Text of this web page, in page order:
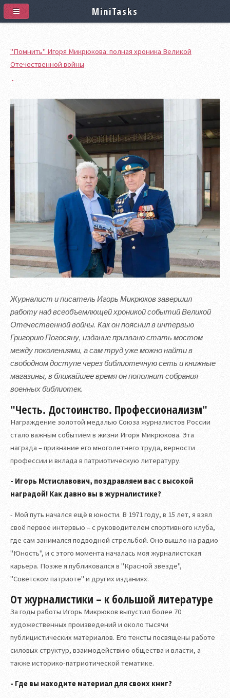
"Помнить" Игоря Микрюкова: полная хроника Великой
Отечественной войны
Журналист и писатель Игорь Микрюков завершил
работу над всеобъемлющей хроникой событий Великой
Отечественной войны. Как он пояснил в интервью
Григорию Погосяну, издание призвано стать мостом
между поколениями, а сам труд уже можно найти в
свободном доступе через библиотечную сеть и книжные
магазины, в ближайшее время он пополнит собрания
военных библиотек.
"Честь. Достоинство. Профессионализм"
Награждение золотой медалью Союза журналистов России
стало важным событием в жизни Игоря Микрюкова. Эта
награда – признание его многолетнего труда, верности
профессии и вклада в патриотическую литературу.
- Игорь Мстиславович, поздравляем вас с высокой
наградой! Как давно вы в журналистике?
- Мой путь начался ещё в юности. В 1971 году, в 15 лет, я взял
своё первое интервью – с руководителем спортивного клуба,
где сам занимался подводной стрельбой. Оно вышло на радио
"Юность", и с этого момента началась моя журналистская
карьера. Позже я публиковался в "Красной звезде",
"Советском патриоте" и других изданиях.
От журналистики – к большой литературе
За годы работы Игорь Микрюков выпустил более 70
художественных произведений и около тысячи
публицистических материалов. Его тексты посвящены работе
силовых структур, взаимодействию общества и власти, а
также историко-патриотической тематике.
- Где вы находите материал для своих книг?
MiniTasks